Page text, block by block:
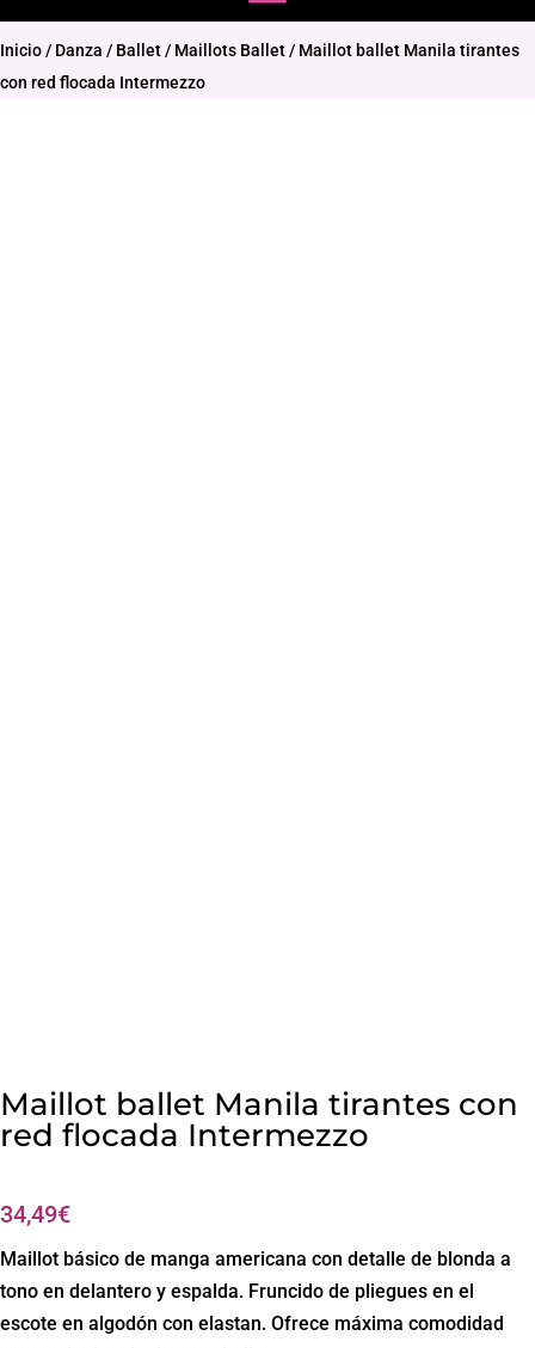
Inicio/ Danza / Ballet/ Maillots Ballet/ Maillot ballet Manila tirantes
con red flocada Intermezzo
Maillot ballet Manila tirantes con
red flocada Intermezzo
34,49€
Maillot básico de manga americana con detalle de blonda a
tono en delantero y espalda. Fruncido de pliegues en el
escote en algodón con elastan. Ofrece máxima comodidad